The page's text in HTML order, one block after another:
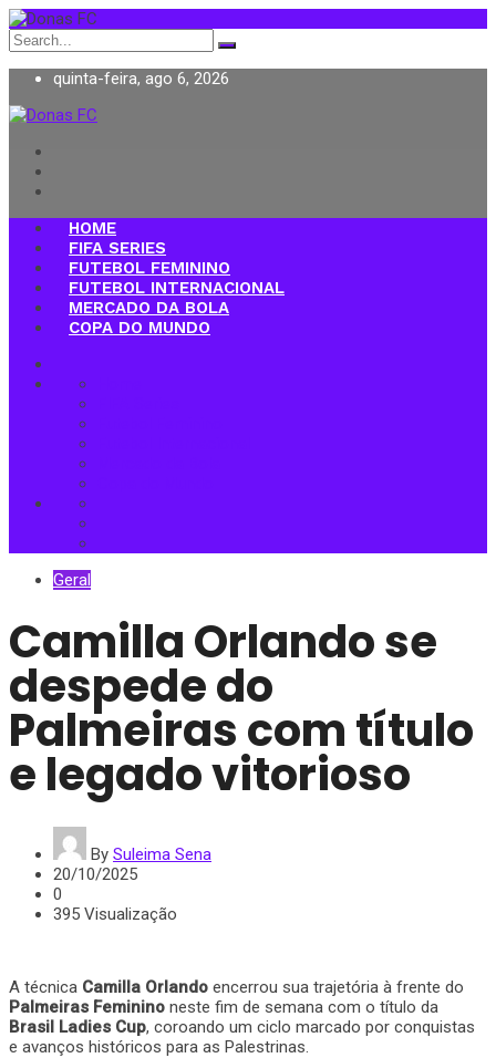
Search
for:
quinta-feira, ago 6, 2026
Donas FC
HOME
FIFA SERIES
FUTEBOL FEMININO
FUTEBOL INTERNACIONAL
MERCADO DA BOLA
COPA DO MUNDO
Geral
Camilla Orlando se
despede do
Palmeiras com título
e legado vitorioso
By Suleima Sena
20/10/2025
0
395 Visualização
A técnica Camilla Orlando encerrou sua trajetória à frente do
Palmeiras Feminino neste fim de semana com o título da
Brasil Ladies Cup, coroando um ciclo marcado por conquistas
e avanços históricos para as Palestrinas.